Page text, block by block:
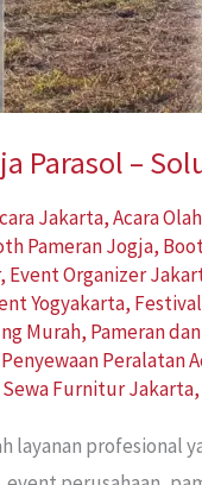
Parasol –
Jakarta,Acara
Pameran Jogja,
, Event Organizer
Yogyakarta,
Murah, Pameran
Penyewaan Peralatan
Sewa Furnitur Jakarta,
layanan